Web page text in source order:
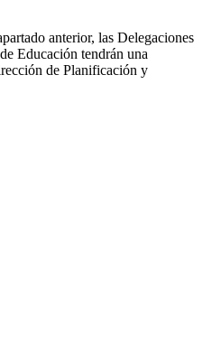
anterior, las Delegaciones
Educación tendrán una
de Planificación y